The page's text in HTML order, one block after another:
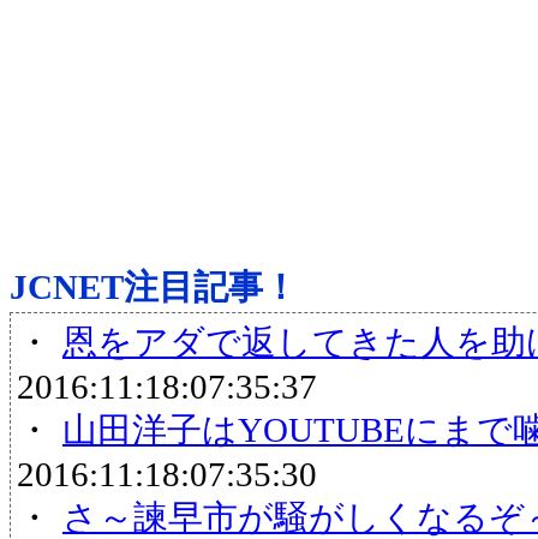
JCNET注目記事！
・ 恩をアダで返してきた人を
2016:11:18:07:35:37
・
山田洋子はYOUTUBEにまで
2016:11:18:07:35:30
・
さ～諫早市が騒がしくなるぞ